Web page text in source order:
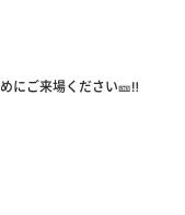
にご来場ください🎫‼️